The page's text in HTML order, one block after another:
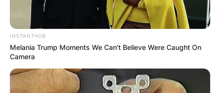
INSTANTHUB
Melania Trump Moments We Can't Believe Were Caught On
Camera